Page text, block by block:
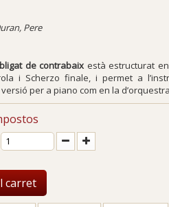
Pere
de contrabaix està estructurat
i Scherzo finale, i permet a
per a piano com en la
carret